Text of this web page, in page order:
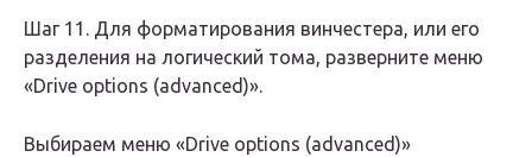
Шаг 11. Для форматирования винчестера, или его
разделения на логический тома, разверните меню
«Drive options (advanced)».
Выбираем меню «Drive options (advanced)»